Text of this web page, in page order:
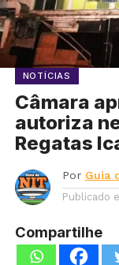
NOTÍCIAS
Câmara
autoriza
Regatas
Por Guia
Publicado
Compartilhe